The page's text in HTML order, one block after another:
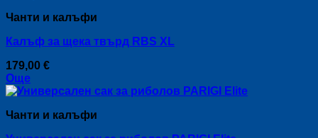
multiple
The
may
be
chosen
the
product
Чанти и калъфи
Кaлъф за щека твърд RBS XL
179,00 €
Още
Чанти и калъфи